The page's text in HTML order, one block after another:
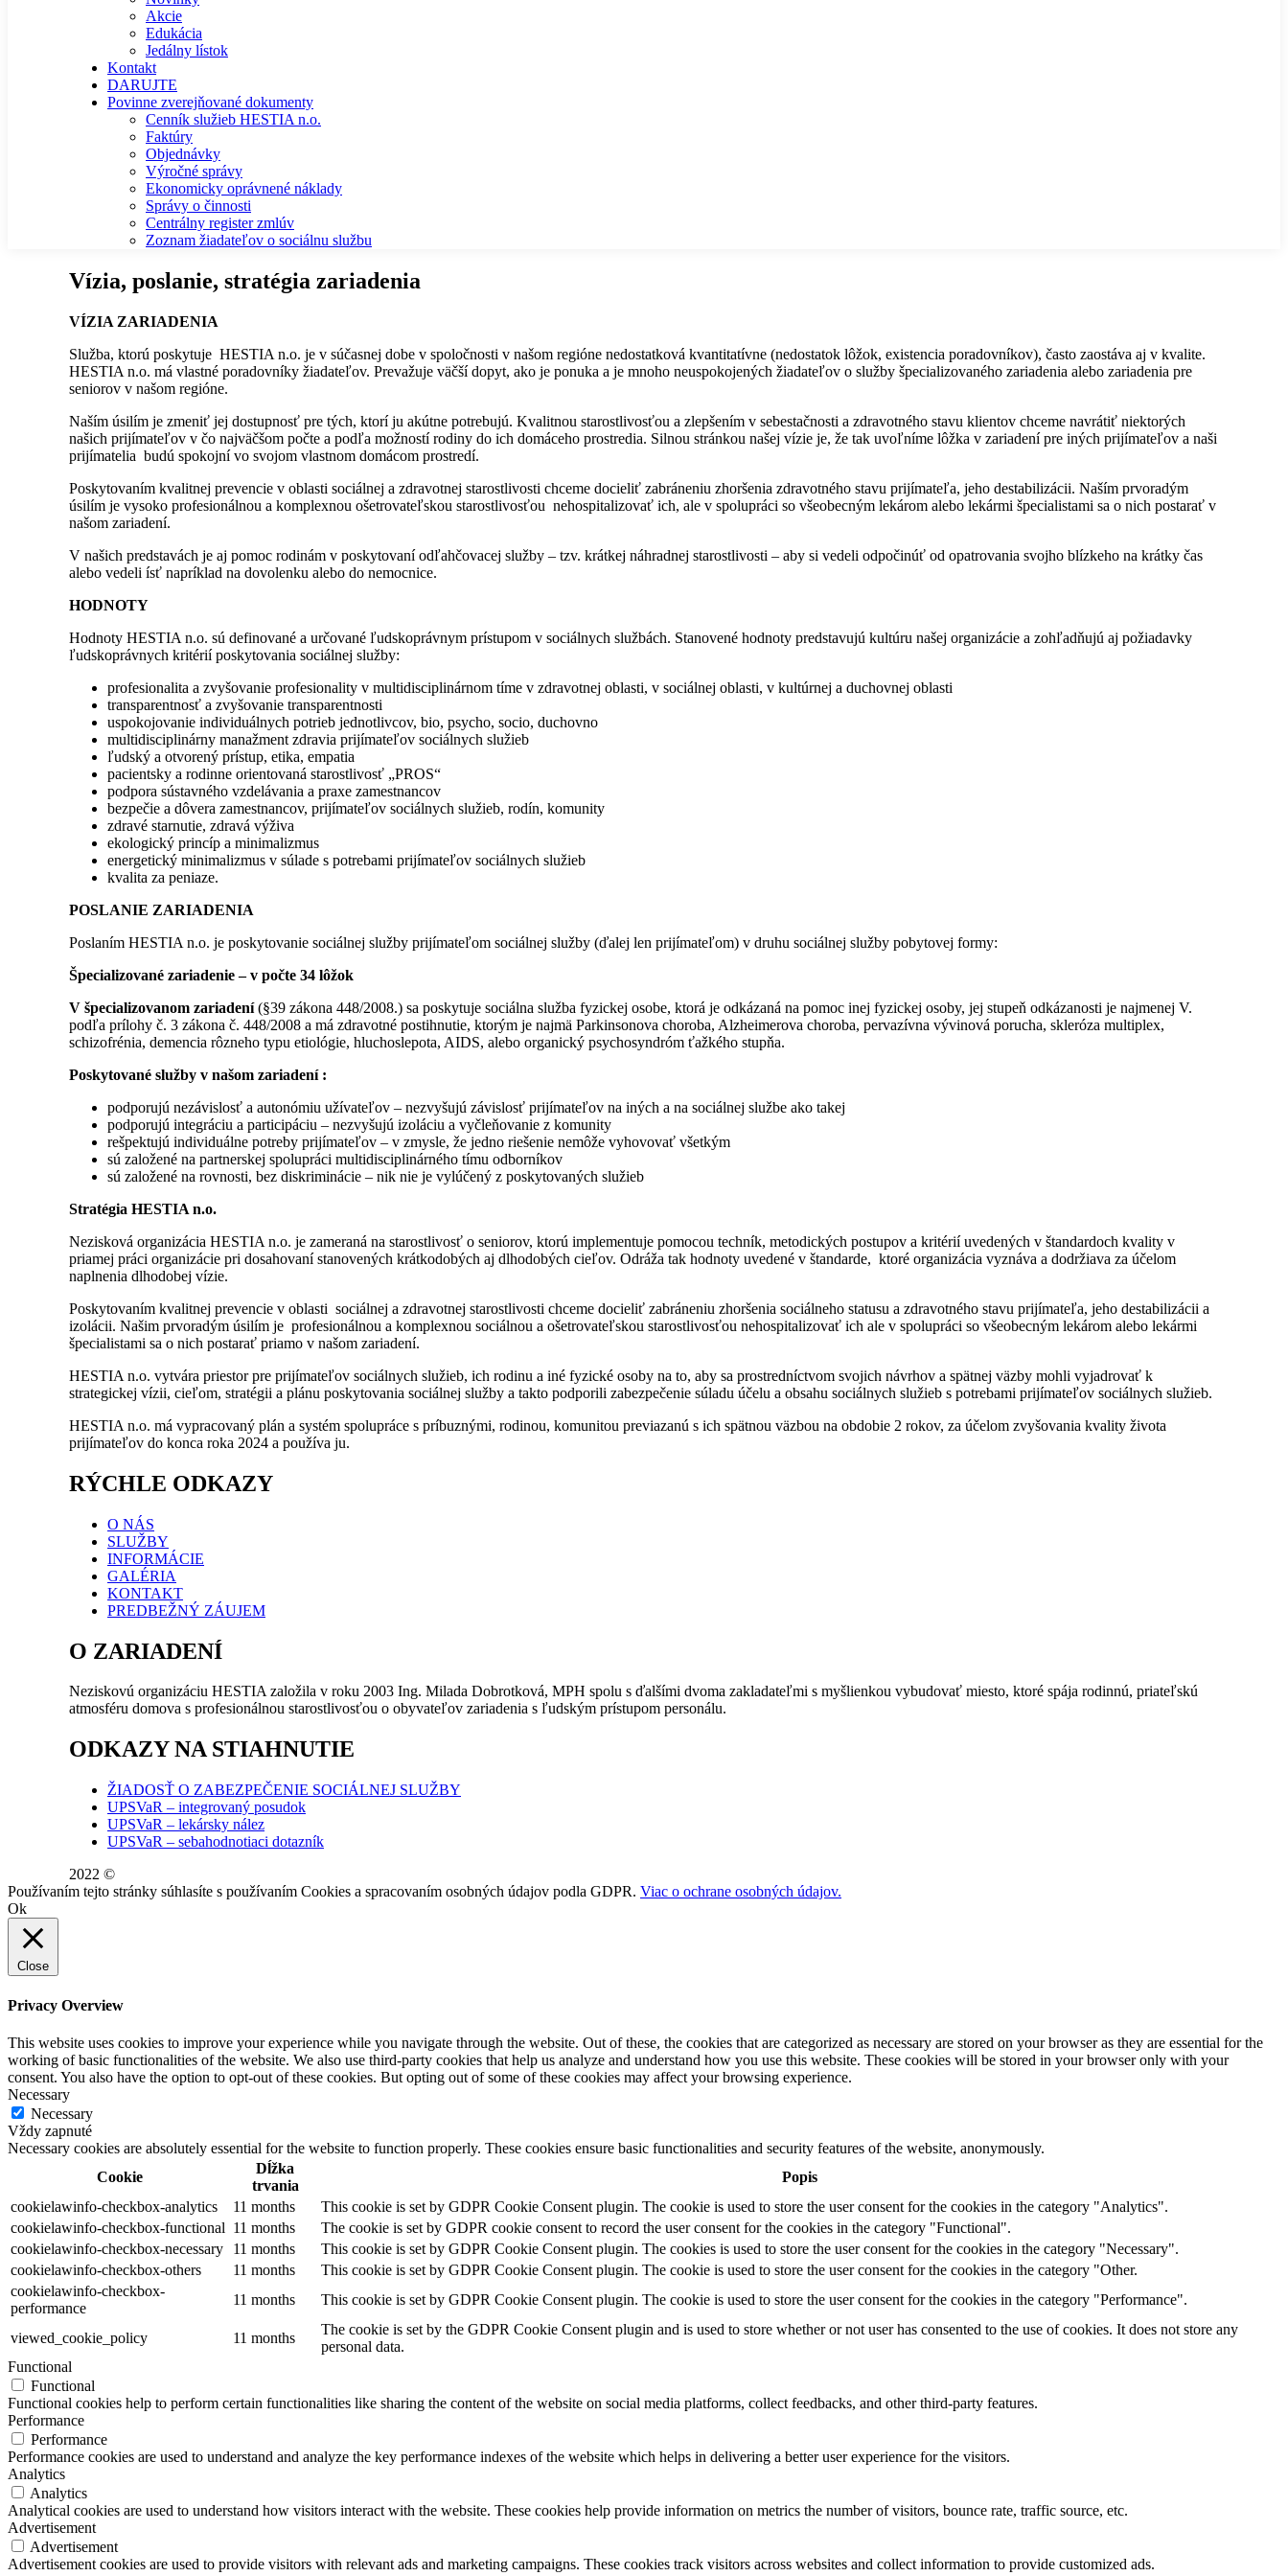
Akcie
Edukácia
Jedálny lístok
Kontakt
DARUJTE
Povinne zverejňované dokumenty
Cenník služieb HESTIA n.o.
Faktúry
Objednávky
Výročné správy
Ekonomicky oprávnené náklady
Správy o činnosti
Centrálny register zmlúv
Zoznam žiadateľov o sociálnu službu
Vízia, poslanie, stratégia zariadenia
VÍZIA ZARIADENIA
Služba, ktorú poskytuje HESTIA n.o. je v súčasnej dobe v spoločnosti v našom regióne nedostatková kvantitatívne (nedostatok lôžok, existencia poradovníkov), často zaostáva aj v kvalite.
HESTIA n.o. má vlastné poradovníky žiadateľov. Prevažuje väčší dopyt, ako je ponuka a je mnoho neuspokojených žiadateľov o služby špecializovaného zariadenia alebo zariadenia pre
seniorov v našom regióne.
Naším úsilím je zmeniť jej dostupnosť pre tých, ktorí ju akútne potrebujú. Kvalitnou starostlivosťou a zlepšením v sebestačnosti a zdravotného stavu klientov chceme navrátiť niektorých
našich prijímateľov v čo najväčšom počte a podľa možností rodiny do ich domáceho prostredia. Silnou stránkou našej vízie je, že tak uvoľníme lôžka v zariadení pre iných prijímateľov a naši
prijímatelia budú spokojní vo svojom vlastnom domácom prostredí.
Poskytovaním kvalitnej prevencie v oblasti sociálnej a zdravotnej starostlivosti chceme docieliť zabráneniu zhoršenia zdravotného stavu prijímateľa, jeho destabilizácii. Naším prvoradým
úsilím je vysoko profesionálnou a komplexnou ošetrovateľskou starostlivosťou nehospitalizovať ich, ale v spolupráci so všeobecným lekárom alebo lekármi špecialistami sa o nich postarať v
našom zariadení.
V našich predstavách je aj pomoc rodinám v poskytovaní odľahčovacej služby – tzv. krátkej náhradnej starostlivosti – aby si vedeli odpočinúť od opatrovania svojho blízkeho na krátky čas
alebo vedeli ísť napríklad na dovolenku alebo do nemocnice.
HODNOTY
Hodnoty HESTIA n.o. sú definované a určované ľudskoprávnym prístupom v sociálnych službách. Stanovené hodnoty predstavujú kultúru našej organizácie a zohľadňujú aj požiadavky
ľudskoprávnych kritérií poskytovania sociálnej služby:
profesionalita a zvyšovanie profesionality v multidisciplinárnom tíme v zdravotnej oblasti, v sociálnej oblasti, v kultúrnej a duchovnej oblasti
transparentnosť a zvyšovanie transparentnosti
uspokojovanie individuálnych potrieb jednotlivcov, bio, psycho, socio, duchovno
multidisciplinárny manažment zdravia prijímateľov sociálnych služieb
ľudský a otvorený prístup, etika, empatia
pacientsky a rodinne orientovaná starostlivosť „PROS“
podpora sústavného vzdelávania a praxe zamestnancov
bezpečie a dôvera zamestnancov, prijímateľov sociálnych služieb, rodín, komunity
zdravé starnutie, zdravá výživa
ekologický princíp a minimalizmus
energetický minimalizmus v súlade s potrebami prijímateľov sociálnych služieb
kvalita za peniaze.
POSLANIE ZARIADENIA
Poslaním HESTIA n.o. je poskytovanie sociálnej služby prijímateľom sociálnej služby (ďalej len prijímateľom) v druhu sociálnej služby pobytovej formy:
Špecializované zariadenie – v počte 34 lôžok
V špecializovanom zariadení(§39 zákona 448/2008.) sa poskytuje sociálna služba fyzickej osobe, ktorá je odkázaná na pomoc inej fyzickej osoby, jej stupeň odkázanosti je najmenej V.
podľa prílohy č. 3 zákona č. 448/2008 a má zdravotné postihnutie, ktorým je najmä Parkinsonova choroba, Alzheimerova choroba, pervazívna vývinová porucha, skleróza multiplex,
schizofrénia, demencia rôzneho typu etiológie, hluchoslepota, AIDS, alebo organický psychosyndróm ťažkého stupňa.
Poskytované služby v našom zariadení :
podporujú nezávislosť a autonómiu užívateľov – nezvyšujú závislosť prijímateľov na iných a na sociálnej službe ako takej
podporujú integráciu a participáciu – nezvyšujú izoláciu a vyčleňovanie z komunity
rešpektujú individuálne potreby prijímateľov – v zmysle, že jedno riešenie nemôže vyhovovať všetkým
sú založené na partnerskej spolupráci multidisciplinárného tímu odborníkov
sú založené na rovnosti, bez diskriminácie – nik nie je vylúčený z poskytovaných služieb
Stratégia HESTIA n.o.
Nezisková organizácia HESTIA n.o. je zameraná na starostlivosť o seniorov, ktorú implementuje pomocou techník, metodických postupov a kritérií uvedených v štandardoch kvality v
priamej práci organizácie pri dosahovaní stanovených krátkodobých aj dlhodobých cieľov. Odráža tak hodnoty uvedené v štandarde, ktoré organizácia vyznáva a dodržiava za účelom
naplnenia dlhodobej vízie.
Poskytovaním kvalitnej prevencie v oblasti sociálnej a zdravotnej starostlivosti chceme docieliť zabráneniu zhoršenia sociálneho statusu a zdravotného stavu prijímateľa, jeho destabilizácii a
izolácii. Našim prvoradým úsilím je profesionálnou a komplexnou sociálnou a ošetrovateľskou starostlivosťou nehospitalizovať ich ale v spolupráci so všeobecným lekárom alebo lekármi
špecialistami sa o nich postarať priamo v našom zariadení.
HESTIA n.o. vytvára priestor pre prijímateľov sociálnych služieb, ich rodinu a iné fyzické osoby na to, aby sa prostredníctvom svojich návrhov a spätnej väzby mohli vyjadrovať k
strategickej vízii, cieľom, stratégii a plánu poskytovania sociálnej služby a takto podporili zabezpečenie súladu účelu a obsahu sociálnych služieb s potrebami prijímateľov sociálnych služieb.
HESTIA n.o. má vypracovaný plán a systém spolupráce s príbuznými, rodinou, komunitou previazanú s ich spätnou väzbou na obdobie 2 rokov, za účelom zvyšovania kvality života
prijímateľov do konca roka 2024 a používa ju.
RÝCHLE ODKAZY
O NÁS
SLUŽBY
INFORMÁCIE
GALÉRIA
KONTAKT
PREDBEŽNÝ ZÁUJEM
O ZARIADENÍ
Neziskovú organizáciu HESTIA založila v roku 2003 Ing. Milada Dobrotková, MPH spolu s ďalšími dvoma zakladateľmi s myšlienkou vybudovať miesto, ktoré spája rodinnú, priateľskú
atmosféru domova s profesionálnou starostlivosťou o obyvateľov zariadenia s ľudským prístupom personálu.
ODKAZY NA STIAHNUTIE
ŽIADOSŤ O ZABEZPEČENIE SOCIÁLNEJ SLUŽBY
UPSVaR – integrovaný posudok
UPSVaR – lekársky nález
UPSVaR – sebahodnotiaci dotazník
2022 ©
Používaním tejto stránky súhlasíte s používaním Cookies a spracovaním osobných údajov podla GDPR. Viac o ochrane osobných údajov.
Ok
Close
Privacy Overview
This website uses cookies to improve your experience while you navigate through the website. Out of these, the cookies that are categorized as necessary are stored on your browser as they are essential for the
working of basic functionalities of the website. We also use third-party cookies that help us analyze and understand how you use this website. These cookies will be stored in your browser only with your
consent. You also have the option to opt-out of these cookies. But opting out of some of these cookies may affect your browsing experience.
Necessary
Necessary
Vždy zapnuté
Necessary cookies are absolutely essential for the website to function properly. These cookies ensure basic functionalities and security features of the website, anonymously.
Cookie
Dĺžka
trvania
Popis
cookielawinfo-checkbox-analytics
11 months
This cookie is set by GDPR Cookie Consent plugin. The cookie is used to store the user consent for the cookies in the category "Analytics".
cookielawinfo-checkbox-functional 11 months
The cookie is set by GDPR cookie consent to record the user consent for the cookies in the category "Functional".
cookielawinfo-checkbox-necessary
11 months
This cookie is set by GDPR Cookie Consent plugin. The cookies is used to store the user consent for the cookies in the category "Necessary".
cookielawinfo-checkbox-others
11 months
This cookie is set by GDPR Cookie Consent plugin. The cookie is used to store the user consent for the cookies in the category "Other.
cookielawinfo-checkbox-
performance
11 months This cookie is set by GDPR Cookie Consent plugin. The cookie is used to store the user consent for the cookies in the category "Performance".
viewed_cookie_policy 11 months
The cookie is set by the GDPR Cookie Consent plugin and is used to store whether or not user has consented to the use of cookies. It does not store any
personal data.
Functional
Functional
Functional cookies help to perform certain functionalities like sharing the content of the website on social media platforms, collect feedbacks, and other third-party features.
Performance
Performance
Performance cookies are used to understand and analyze the key performance indexes of the website which helps in delivering a better user experience for the visitors.
Analytics
Analytics
Analytical cookies are used to understand how visitors interact with the website. These cookies help provide information on metrics the number of visitors, bounce rate, traffic source, etc.
Advertisement
Advertisement
Advertisement cookies are used to provide visitors with relevant ads and marketing campaigns. These cookies track visitors across websites and collect information to provide customized ads.